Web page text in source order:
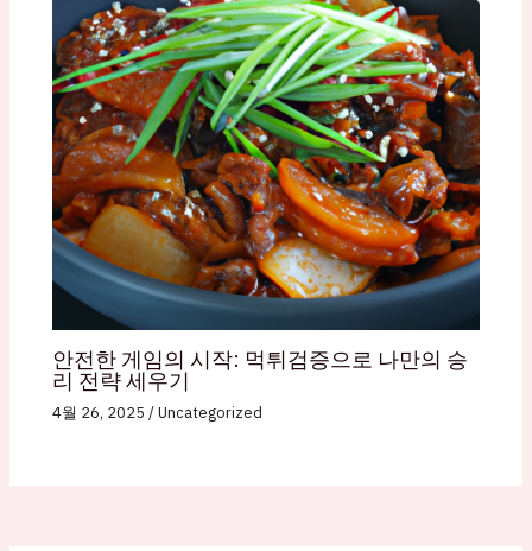
안전한 게임의 시작: 먹튀검증으로 나만의 승
리 전략 세우기
4월 26, 2025/Uncategorized